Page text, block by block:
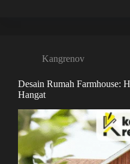
Kangrenov
Desain Rumah Farmhouse:
Hangat